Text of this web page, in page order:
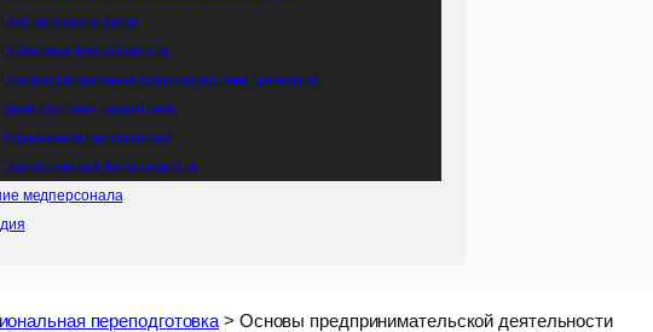
Нефтегазовое дело
Пожарная безопасность
Профессиональная переподготовка тренеров
Транспортная подготовка
Управление персоналом
Экологическая безопасность
медперсонала
переподготовка > Основы предпринимательской деятельности